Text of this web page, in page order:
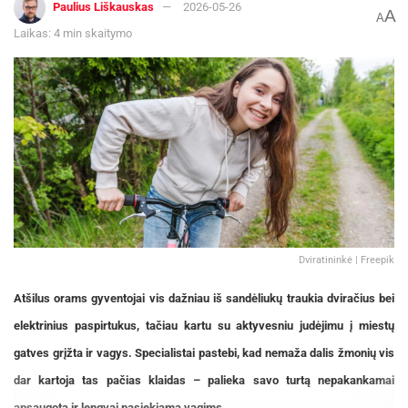
Festivalį „ConTempo“ Kaune uždarys sudėtingas
pasirodymas aštuonių metrų aukštyje ir piknikas
Santakoje
2026-08-05
„Nenustokite smalsauti ir išbandyti naujus
žanrus, bei formas. Šis festivalis, tam puikiai
tinka – artėjant „ConTempo“ linki G. Masteikaitė.
Paulius Liškauskas
2026-05-26
Laikas: 4 min skaitymo
AA
Dviratininkė | Freepik
Atšilus orams gyventojai vis dažniau iš sandėliukų traukia dviračius bei
elektrinius paspirtukus, tačiau kartu su aktyvesniu judėjimu į miestų
gatves grįžta ir vagys. Specialistai pastebi, kad nemaža dalis žmonių vis
dar kartoja tas pačias klaidas –palieka savo turtą nepakankamai